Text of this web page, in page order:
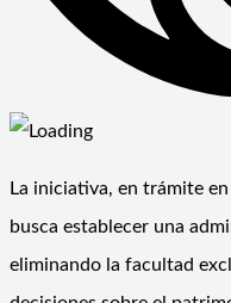
La iniciativa, en trámite
busca establecer una
eliminando la facultad